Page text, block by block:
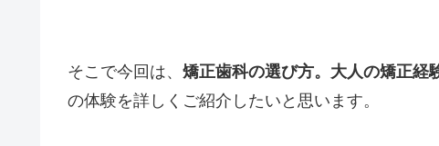
その時の様子はこちら↓